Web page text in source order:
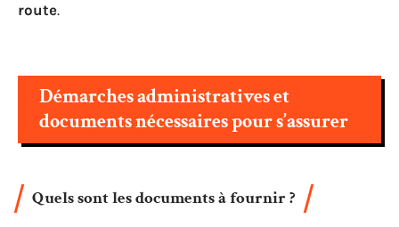
route.
Démarches administratives et
documents nécessaires pour s’assurer
Quels sont les documents à fournir ?